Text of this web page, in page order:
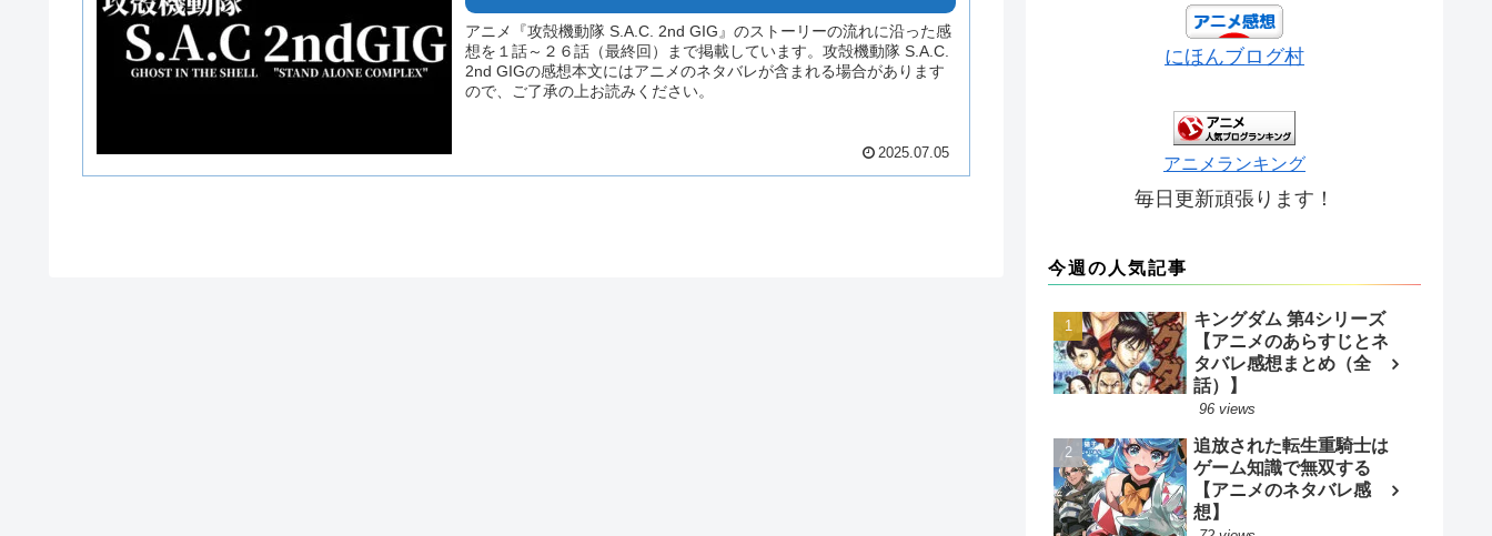
アニメ『攻殻機動隊 S.A.C. 2nd GIG』のストーリーの流れに沿った感
想を１話～２６話（最終回）まで掲載しています。攻殻機動隊 S.A.C.
2nd GIGの感想本文にはアニメのネタバレが含まれる場合があります
ので、ご了承の上お読みください。
2025.07.05
にほんブログ村
アニメランキング
毎日更新頑張ります！
今週の人気記事
キングダム 第4シリーズ
【アニメのあらすじとネ
タバレ感想まとめ（全
話）】
96 views
追放された転生重騎士は
ゲーム知識で無双する
【アニメのネタバレ感
想】